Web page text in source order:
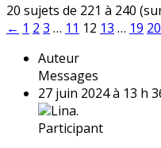
20 sujets de 221 à 240
← 1 2 3 … 11 12 13 … 19 20
Auteur
Messages
27 juin 2024 à 13 h
Lina.
Participant